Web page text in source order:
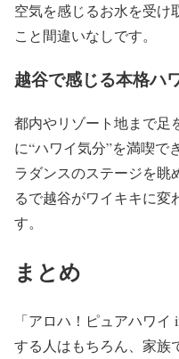
空気を感じるお水を受け
こと間違いなしです。
越谷で感じる本格ハ
都内やリゾート地まで足
に“ハワイ気分”を満喫で
ラダンスのステージを眺
るで越谷がワイキキに変
す。
まとめ
「アロハ！ピュアハワ
する人はもちろん、家族